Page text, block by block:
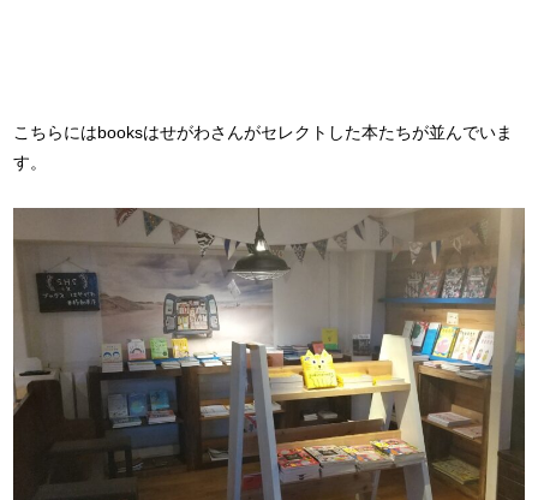
こちらにはbooksはせがわさんがセレクトした本たちが並んでいま
す。